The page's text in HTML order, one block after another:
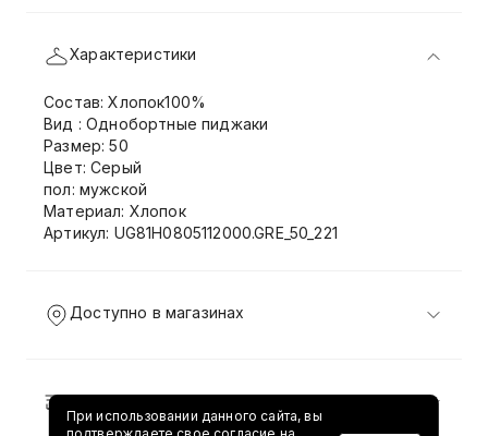
Характеристики
Состав: Хлопок100%
Вид : Однобортные пиджаки
Размер: 50
Цвет: Серый
пол: мужской
Материал: Хлопок
Артикул: UG81H0805112000.GRE_50_221
Доступно в магазинах
Доставка и возврат
При использовании данного сайта, вы